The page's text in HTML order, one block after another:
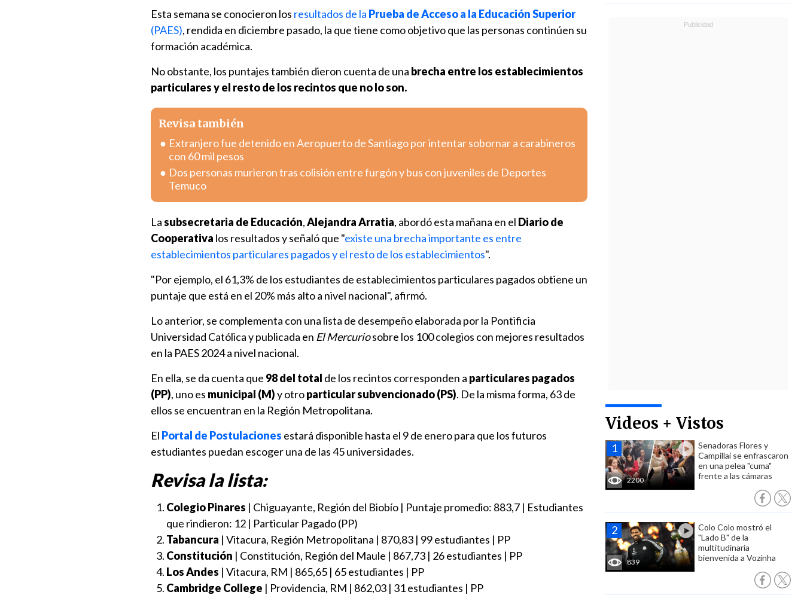
Videos + Vistos
2200
Senadoras Flores y
Campillai se enfrascaron
en una pelea "cuma"
frente a las cámaras
839
Colo Colo mostró el
"Lado B" de la
multitudinaria
bienvenida a Vozinha
Esta semana se conocieron los resultados de la Prueba de Acceso a la Educación Superior
(PAES), rendida en diciembre pasado, la que tiene como objetivo que las personas continúen su
formación académica.
No obstante, los puntajes también dieron cuenta de una brecha entre los establecimientos
particulares y el resto de los recintos que no lo son.
Revisa también
Extranjero fue detenido en Aeropuerto de Santiago por intentar sobornar a carabineros
con 60 mil pesos
Dos personas murieron tras colisión entre furgón y bus con juveniles de Deportes
Temuco
Lasubsecretaria de Educación,Alejandra Arratia, abordó esta mañana en el Diario de
Cooperativa los resultados y señaló que "existe una brecha importante es entre
establecimientos particulares pagados y el resto de los establecimientos".
"Por ejemplo, el 61,3% de los estudiantes de establecimientos particulares pagados obtiene un
puntaje que está en el 20% más alto a nivel nacional", afirmó.
Lo anterior, se complementa con una lista de desempeño elaborada por la Pontificia
Universidad Católica y publicada en El Mercuriosobre los 100 colegios con mejores resultados
en la PAES 2024 a nivel nacional.
En ella, se da cuenta que 98 del total de los recintos corresponden a particulares pagados
(PP), uno es municipal (M)y otroparticular subvencionado (PS). De la misma forma, 63 de
ellos se encuentran en la Región Metropolitana.
El Portal de Postulaciones estará disponible hasta el 9 de enero para que los futuros
estudiantes puedan escoger una de las 45 universidades.
Revisa la lista:
Colegio Pinares | Chiguayante, Región del Biobío | Puntaje promedio: 883,7 | Estudiantes
que rindieron: 12 | Particular Pagado (PP)
Tabancura | Vitacura, Región Metropolitana | 870,83 | 99 estudiantes | PP
Constitución | Constitución, Región del Maule | 867,73 | 26 estudiantes | PP
Los Andes | Vitacura, RM | 865,65 | 65 estudiantes | PP
Cambridge College | Providencia, RM | 862,03 | 31 estudiantes | PP